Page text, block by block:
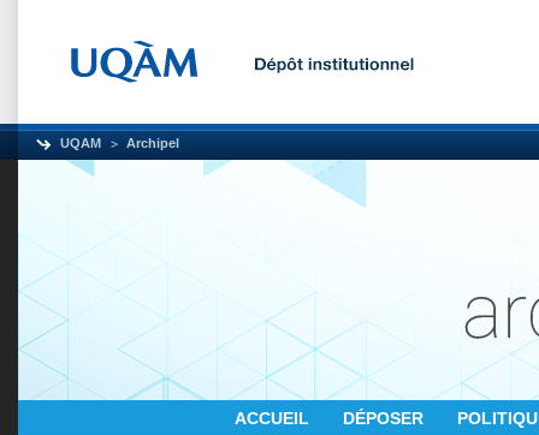
UQAM Archipel
ACCUEIL DÉPOSER